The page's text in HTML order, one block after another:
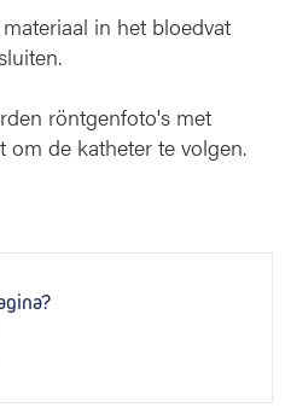
in het bloedvat
röntgenfoto's met
de katheter te volgen.